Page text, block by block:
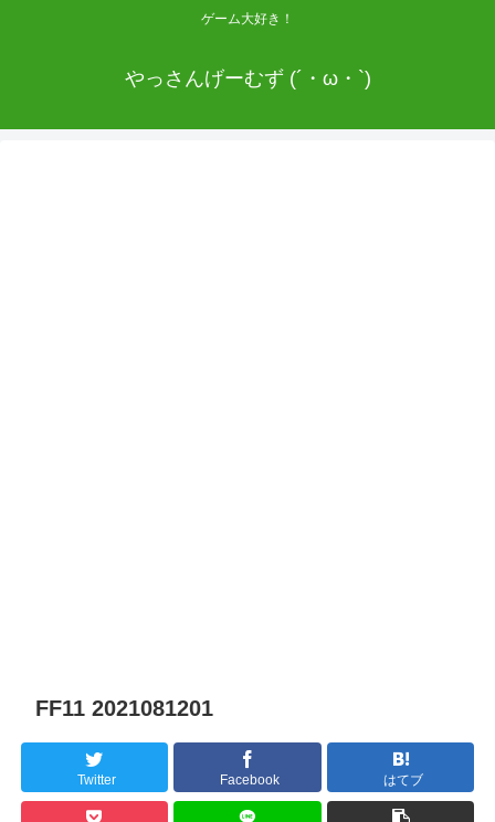
ゲーム大好き！
やっさんげーむず (´・ω・`)
FF11 2021081201
Twitter Facebook はてブ